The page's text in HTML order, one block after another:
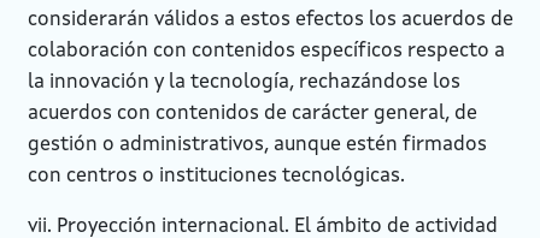
considerarán válidos a estos efectos los acuerdos de
colaboración con contenidos específicos respecto a
la innovación y la tecnología, rechazándose los
acuerdos con contenidos de carácter general, de
gestión o administrativos, aunque estén firmados
con centros o instituciones tecnológicas.
vii. Proyección internacional. El ámbito de actividad